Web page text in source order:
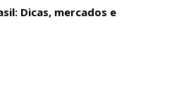
Dicas, mercados e